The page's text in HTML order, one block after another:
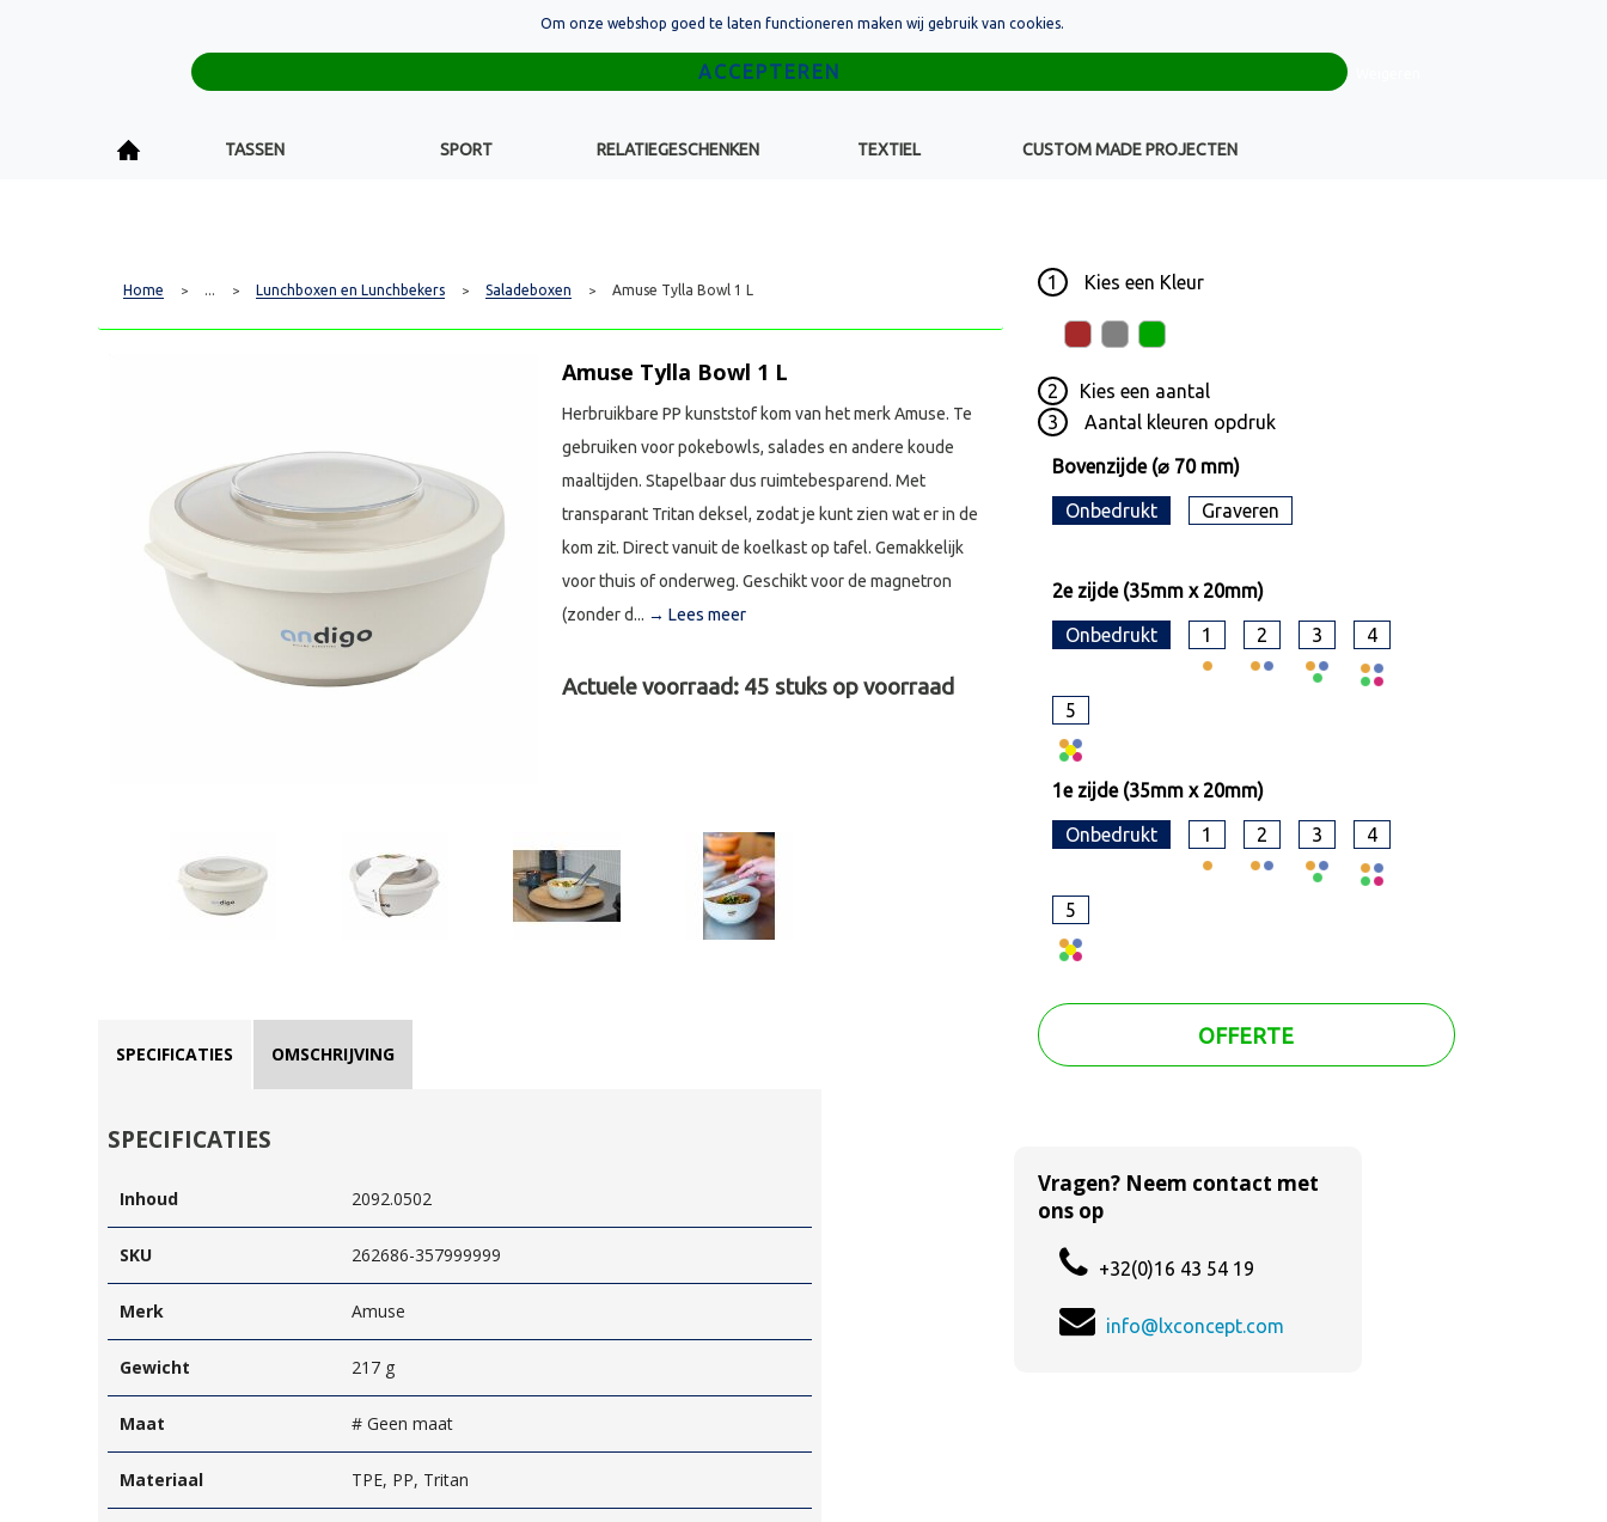
+32(0)16 43 54 19
TASSEN SPORT RELATIEGESCHENKEN TEXTIEL CUSTOM MADE PROJECTEN
Home > ... > Lunchboxen en Lunchbekers > Saladeboxen > Amuse Tylla Bowl 1 L 1 Kies een Kleur
2 Kies een aantal
3
Aantal kleuren opdruk
Bovenzijde (⌀ 70 mm)
Onbedrukt Graveren
2e zijde (35mm x 20mm)
Onbedrukt 1 2 3 4
5
1e zijde (35mm x 20mm)
Onbedrukt 1 2 3 4
5
OFFERTE
Amuse Tylla Bowl 1 L
Herbruikbare PP kunststof kom van het merk Amuse. Te
gebruiken voor pokebowls, salades en andere koude
maaltijden. Stapelbaar dus ruimtebesparend. Met
transparant Tritan deksel, zodat je kunt zien wat er in de
kom zit. Direct vanuit de koelkast op tafel. Gemakkelijk
voor thuis of onderweg. Geschikt voor de magnetron
(zonder d... → Lees meer
Actuele voorraad: 45 stuks op voorraad
SPECIFICATIES OMSCHRIJVING
SPECIFICATIES
Inhoud 2092.0502
SKU 262686-357999999
Merk Amuse
Gewicht 217 g
Maat # Geen maat
Materiaal TPE, PP, Tritan
Vragen? Neem contact met
ons op
+32(0)16 43 54 19
info@lxconcept.com
Om onze webshop goed te laten functioneren maken wij gebruik van cookies.